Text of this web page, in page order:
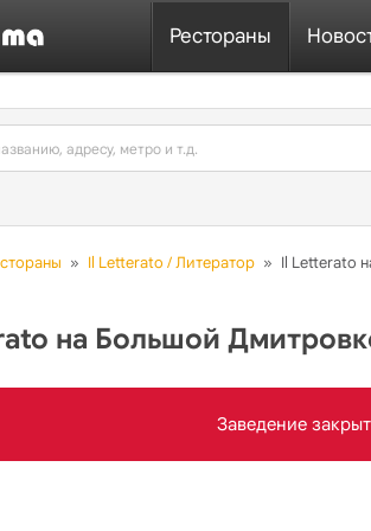
Рестораны
» Il Letterato / Литератор » Il Letterato
на Большой
Заведение